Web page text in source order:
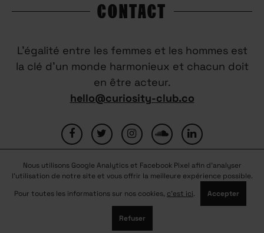
CONTACT
L’égalité entre les femmes et les hommes est
la clé d’un monde harmonieux et chacun doit
en être acteur.
hello@curiosity-club.co
FAQ CONTACTEZ-NOUS
MENTIONS LÉGALES
Nous utilisons Google Analytics et Facebook Pixel afin d'analyser
l'utilisation de notre site et vous offrir la meilleure expérience possible.
Pour toutes les informations sur nos cookies, c'est ici. Accepter
Refuser